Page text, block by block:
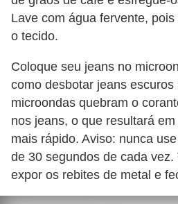
Lave com água fervente,
o tecido.
Coloque seu jeans no
como desbotar jeans escuros
microondas quebram o
nos jeans, o que resultará
mais rápido. Aviso: nunca
de 30 segundos de cada vez.
expor os rebites de metal e